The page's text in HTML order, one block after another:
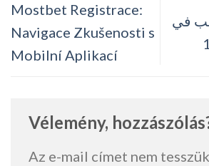
Mostbet Registrace:
Navigace Zkušenosti s
Mobilní Aplikací
في
Vélemény,
Az e-mail címet nem